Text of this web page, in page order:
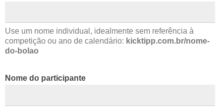
Use um nome individual, idealmente sem referência à
competição ou ano de calendário: kicktipp.com.br/nome-
do-bolao
Nome do participante